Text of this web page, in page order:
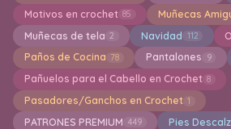
Motivos en crochet 85 Muñecas
Muñecas de tela 2 Navidad 112
Paños de Cocina 78 Pantalones 9
Pañuelos para el Cabello en Crochet 8
Pasadores/Ganchos en Crochet 1
PATRONES PREMIUM 449 Pies